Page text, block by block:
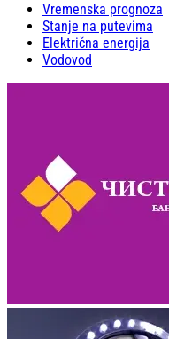
Vremenska prognoza
Stanje na putevima
Električna energija
Vodovod